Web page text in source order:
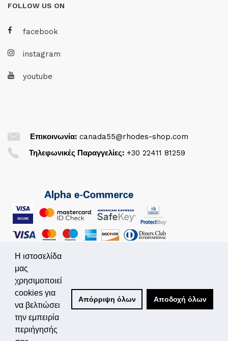
FOLLOW US ON
facebook
instagram
youtube
Επικοινωνία: canada55@rhodes-shop.com
Τηλεφωνικές Παραγγελίες: +30 22411 81259
© 2026. All Rights Reserved
Powered by
Simplo.gr
Η ιστοσελίδα
μας
χρησιμοποιεί
cookies για
να βελτιώσει
την εμπειρία
περιήγησής
Απόρριψη όλων Αποδοχή όλων